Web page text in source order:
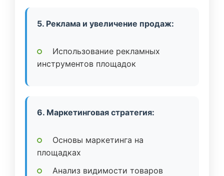
5. Реклама и увеличение продаж:
Использование рекламных
инструментов площадок
6. Маркетинговая стратегия:
Основы маркетинга на
площадках
Анализ видимости товаров